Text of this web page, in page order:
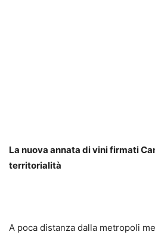
La nuova annata di vini firmati
territorialità
A poca distanza dalla metropoli